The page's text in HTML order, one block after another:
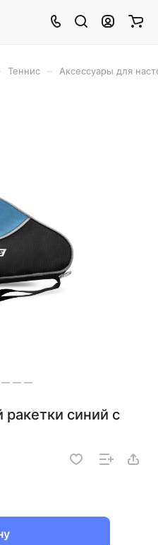
Теннис Аксессуары для
синий с